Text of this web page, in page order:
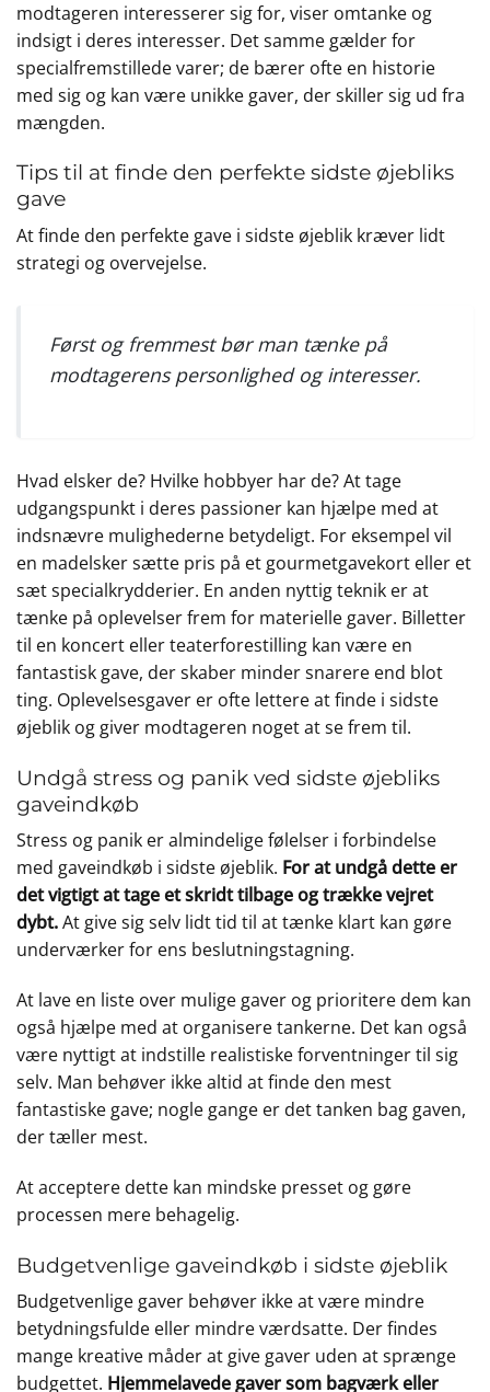
modtageren interesserer sig for, viser omtanke og
indsigt i deres interesser. Det samme gælder for
specialfremstillede varer; de bærer ofte en historie
med sig og kan være unikke gaver, der skiller sig ud fra
mængden.
Tips til at finde den perfekte sidste øjebliks
gave
At finde den perfekte gave i sidste øjeblik kræver lidt
strategi og overvejelse.
Først og fremmest bør man tænke på
modtagerens personlighed og interesser.
Hvad elsker de? Hvilke hobbyer har de? At tage
udgangspunkt i deres passioner kan hjælpe med at
indsnævre mulighederne betydeligt. For eksempel vil
en madelsker sætte pris på et gourmetgavekort eller et
sæt specialkrydderier. En anden nyttig teknik er at
tænke på oplevelser frem for materielle gaver. Billetter
til en koncert eller teaterforestilling kan være en
fantastisk gave, der skaber minder snarere end blot
ting. Oplevelsesgaver er ofte lettere at finde i sidste
øjeblik og giver modtageren noget at se frem til.
Undgå stress og panik ved sidste øjebliks
gaveindkøb
Stress og panik er almindelige følelser i forbindelse
med gaveindkøb i sidste øjeblik. For at undgå dette er
det vigtigt at tage et skridt tilbage og trække vejret
dybt.At give sig selv lidt tid til at tænke klart kan gøre
underværker for ens beslutningstagning.
At lave en liste over mulige gaver og prioritere dem kan
også hjælpe med at organisere tankerne. Det kan også
være nyttigt at indstille realistiske forventninger til sig
selv. Man behøver ikke altid at finde den mest
fantastiske gave; nogle gange er det tanken bag gaven,
der tæller mest.
At acceptere dette kan mindske presset og gøre
processen mere behagelig.
Budgetvenlige gaveindkøb i sidste øjeblik
Budgetvenlige gaver behøver ikke at være mindre
betydningsfulde eller mindre værdsatte. Der findes
mange kreative måder at give gaver uden at sprænge
budgettet. Hjemmelavede gaver som bagværk eller